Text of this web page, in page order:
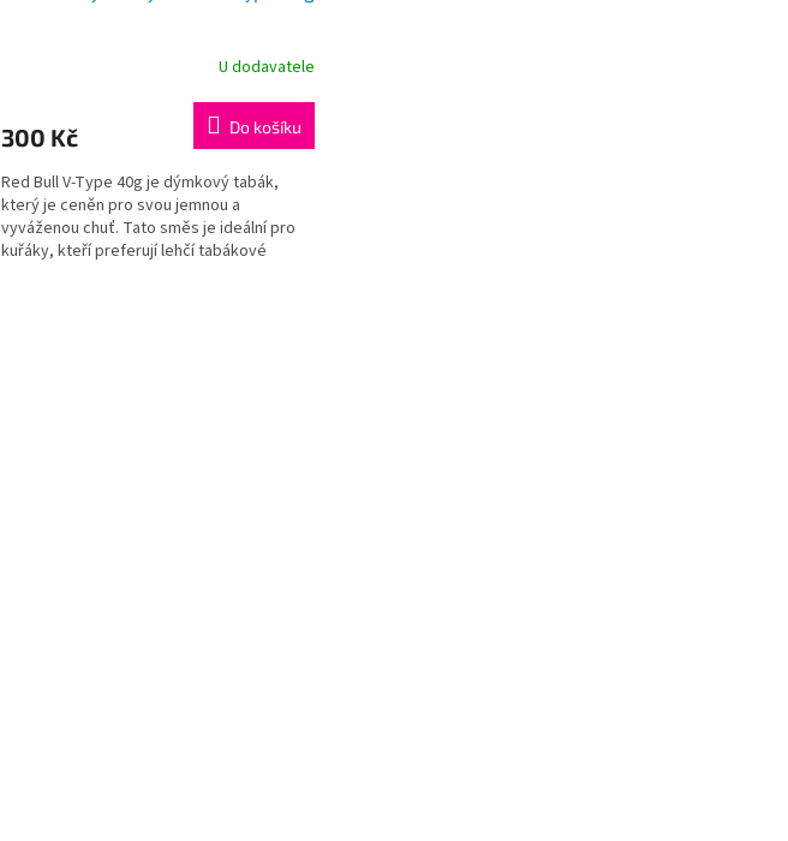
U dodavatele
300 Kč Do košíku
Red Bull V-Type 40g je dýmkový tabák,
který je ceněn pro svou jemnou a
vyváženou chuť. Tato směs je ideální pro
kuřáky, kteří preferují lehčí tabákové